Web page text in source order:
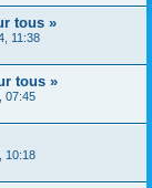
tous »
11:38
tous »
07:45
10:18